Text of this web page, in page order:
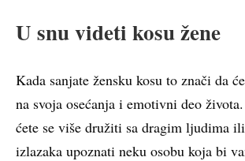
U snu videti kosu žene
Kada sanjate žensku kosu to znači da
na svoja osećanja i emotivni deo
ćete se više družiti sa dragim ljudima
izlazaka upoznati neku osobu koja bi